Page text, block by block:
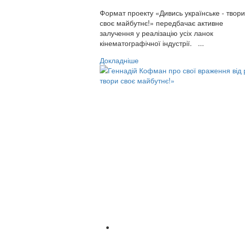
Формат проекту «Дивись українське - твори
своє майбутнє!» передбачає активне
залучення у реалізацію усіх ланок
кінематографічної індустрії. ...
Докладніше